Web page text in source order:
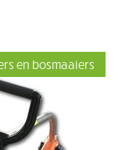
en bosmaaiers